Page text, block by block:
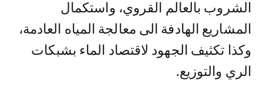
الشروب بالعالم القروي، واستكمال
المشاريع الهادفة الى معالجة المياه العادمة،
وكذا تكثيف الجهود لاقتصاد الماء بشبكات
الري والتوزيع.